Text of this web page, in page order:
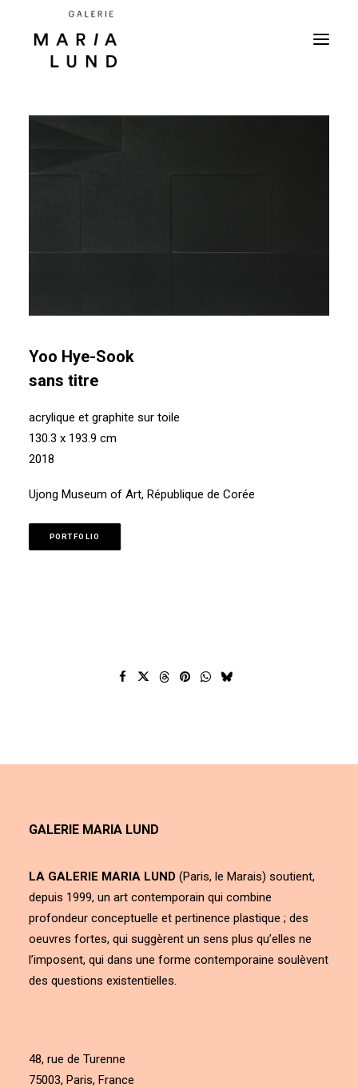
Yoo Hye-Sook
sans titre
acrylique et graphite sur toile
130.3 x 193.9 cm
2018
Ujong Museum of Art, République de Corée
PORTFOLIO
GALERIE MARIA LUND
LA GALERIE MARIA LUND (Paris, le Marais) soutient,
depuis 1999, un art contemporain qui combine
profondeur conceptuelle et pertinence plastique ; des
oeuvres fortes, qui suggèrent un sens plus qu’elles ne
l’imposent, qui dans une forme contemporaine soulèvent
des questions existentielles.
48, rue de Turenne
75003, Paris, France